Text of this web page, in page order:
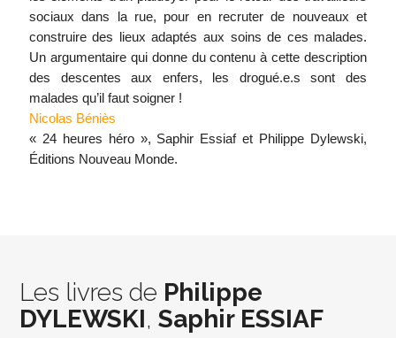
sociaux dans la rue, pour en recruter de nouveaux et
construire des lieux adaptés aux soins de ces malades.
Un argumentaire qui donne du contenu à cette description
des descentes aux enfers, les drogué.e.s sont des
malades qu’il faut soigner !
Nicolas Béniès
« 24 heures héro », Saphir Essiaf et Philippe Dylewski,
Éditions Nouveau Monde.
Les livres de Philippe
DYLEWSKI,Saphir ESSIAF